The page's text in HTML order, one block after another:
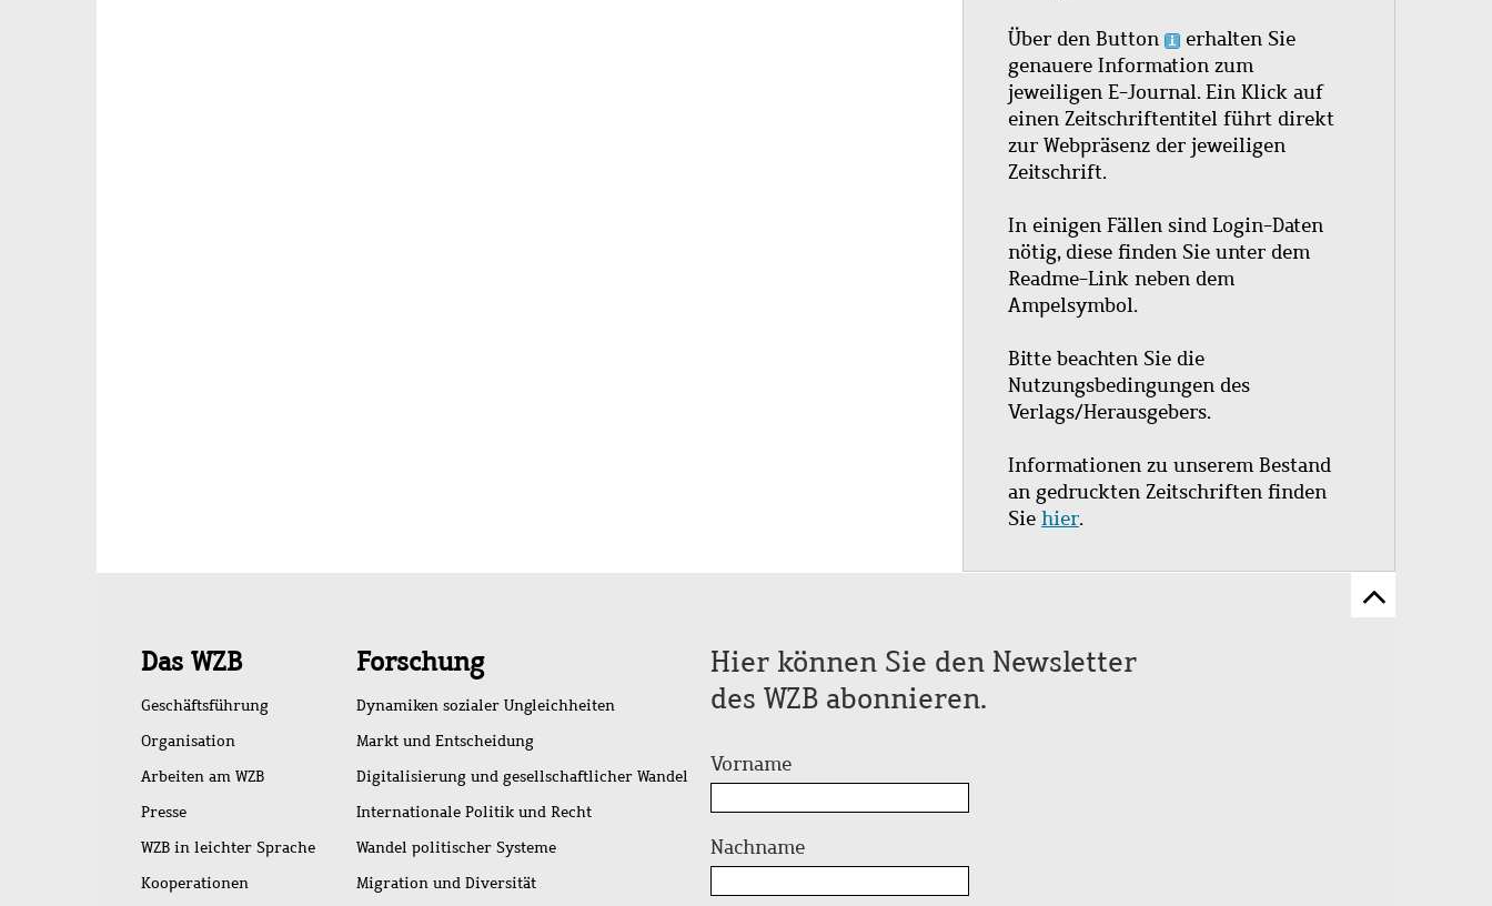
Über den Button
erhalten Sie
genauere Information zum
jeweiligen E-Journal. Ein Klick auf
einen Zeitschriftentitel führt direkt
zur Webpräsenz der jeweiligen
Zeitschrift.
In einigen Fällen sind Login-Daten
nötig, diese finden Sie unter dem
Readme-Link neben dem
Ampelsymbol.
Bitte beachten Sie die
Nutzungsbedingungen des
Verlags/Herausgebers.
Informationen zu unserem Bestand
an gedruckten Zeitschriften finden
Sie hier.
Zum
Schnellzugriff
Das WZB
Geschäftsführung
Organisation
Arbeiten am WZB
Presse
WZB in leichter Sprache
Kooperationen
Forschung
Dynamiken sozialer Ungleichheiten
Markt und Entscheidung
Digitalisierung und gesellschaftlicher Wandel
Internationale Politik und Recht
Wandel politischer Systeme
Migration und Diversität
Hier können Sie den Newsletter
des WZB abonnieren.
Vorname
Nachname